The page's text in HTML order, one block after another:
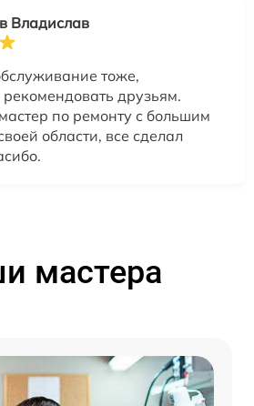
Владислав
тоже,
рекомендовать друзьям.
по ремонту с большим
области, все сделал
мастера